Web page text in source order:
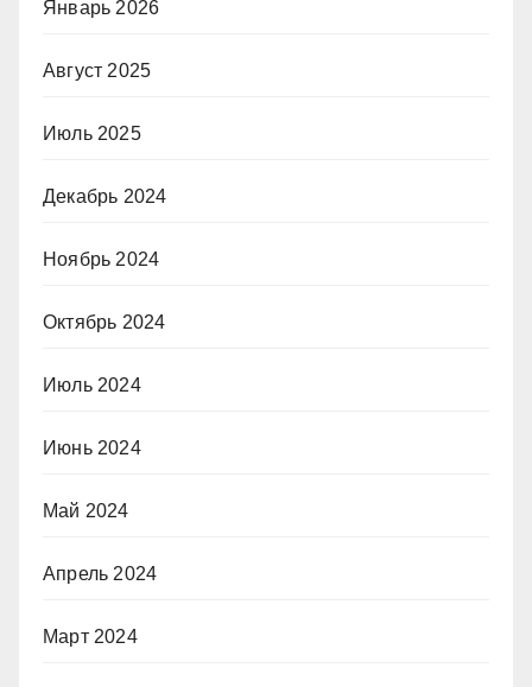
Январь 2026
Август 2025
Июль 2025
Декабрь 2024
Ноябрь 2024
Октябрь 2024
Июль 2024
Июнь 2024
Май 2024
Апрель 2024
Март 2024